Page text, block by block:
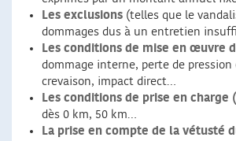
Les exclusions (telles que le
dommages dus à un entretien
Les conditions de mise en œuvre
dommage interne, perte de
crevaison, impact direct…
Les conditions de prise en charge
dès 0 km, 50 km…
La prise en compte de la vétusté